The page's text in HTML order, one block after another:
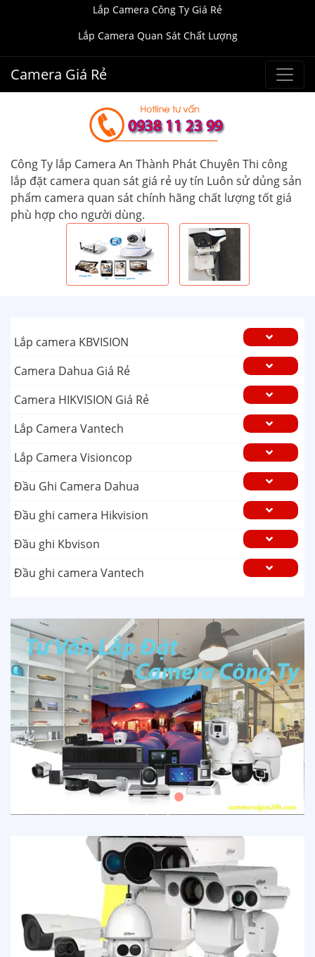
Lắp Camera Công Ty Giá Rẻ
Lắp Camera Quan Sát Chất Lượng
Camera Giá Rẻ
Công Ty lắp Camera An Thành Phát Chuyên Thi công
lắp đặt camera quan sát giá rẻ uy tín Luôn sử dủng sản
phẩm camera quan sát chính hãng chất lượng tốt giá
phù hợp cho người dùng.
Lắp camera KBVISION
Camera Dahua Giá Rẻ
Camera HIKVISION Giá Rẻ
Lắp Camera Vantech
Lắp Camera Visioncop
Đầu Ghi Camera Dahua
Đầu ghi camera Hikvision
Đầu ghi Kbvison
Đầu ghi camera Vantech